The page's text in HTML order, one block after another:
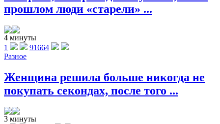
прошлом люди «старели» ...
4 минуты
1
91664
Разное
Женщина решила больше никогда не
покупать секондах, после того ...
3 минуты